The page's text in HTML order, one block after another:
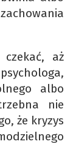
aż
albo
nie
że kryzys